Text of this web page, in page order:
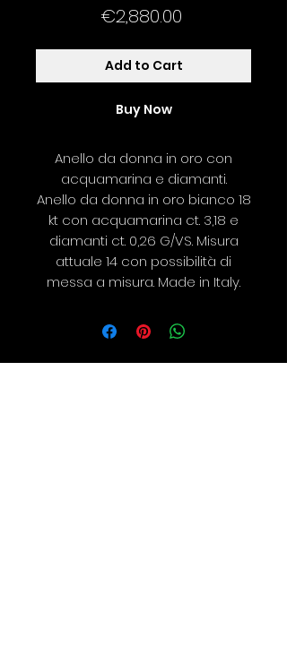
€2,880.00Price
Add to Cart
Buy Now
Anello da donna in oro con
acquamarina e diamanti.
Anello da donna in oro bianco 18
kt con acquamarina ct. 3,18 e
diamanti ct. 0,26 G/VS. Misura
attuale 14 con possibilità di
messa a misura. Made in Italy.